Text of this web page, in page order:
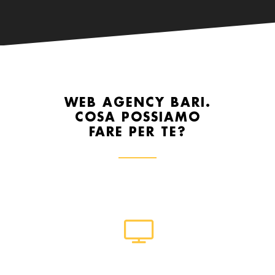
WEB AGENCY BARI.
COSA POSSIAMO
FARE PER TE?